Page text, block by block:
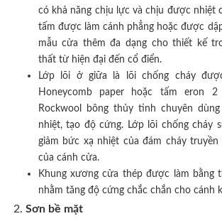
có khả năng chịu lực và chịu được nhiệt
tấm được làm cánh phẳng hoặc được
mẫu cửa thêm đa dạng cho thiết kế
thất từ hiện đại đến cổ điển.
Lớp lõi ở giữa là lõi chống cháy
Honeycomb paper hoặc tấm eron
Rockwool bông thủy tinh chuyên
nhiệt, tạo độ cứng. Lớp lõi chống cháy
giảm bức xạ nhiệt của đám cháy
của cánh cửa.
Khung xương cửa thép được làm bằng
nhằm tăng độ cứng chắc chắn cho cánh
Sơn bề mặt